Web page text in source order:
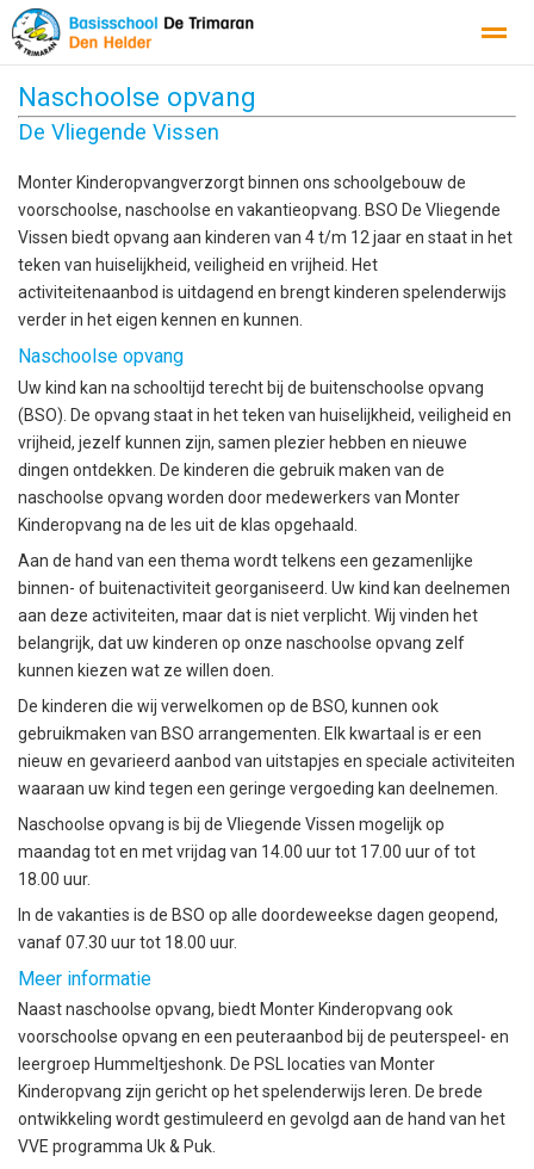
Inspectierapport Omgangsprotocol
Home Agenda Foto's Instagram
Naschoolse opvang
De Vliegende Vissen
Monter Kinderopvangverzorgt binnen ons schoolgebouw de
voorschoolse, naschoolse en vakantieopvang. BSO De Vliegende
Vissen biedt opvang aan kinderen van 4 t/m 12 jaar en staat in het
teken van huiselijkheid, veiligheid en vrijheid. Het
activiteitenaanbod is uitdagend en brengt kinderen spelenderwijs
verder in het eigen kennen en kunnen.
Naschoolse opvang
Uw kind kan na schooltijd terecht bij de buitenschoolse opvang
(BSO). De opvang staat in het teken van huiselijkheid, veiligheid en
vrijheid, jezelf kunnen zijn, samen plezier hebben en nieuwe
dingen ontdekken. De kinderen die gebruik maken van de
naschoolse opvang worden door medewerkers van Monter
Kinderopvang na de les uit de klas opgehaald.
Aan de hand van een thema wordt telkens een gezamenlijke
binnen- of buitenactiviteit georganiseerd. Uw kind kan deelnemen
aan deze activiteiten, maar dat is niet verplicht. Wij vinden het
belangrijk, dat uw kinderen op onze naschoolse opvang zelf
kunnen kiezen wat ze willen doen.
De kinderen die wij verwelkomen op de BSO, kunnen ook
gebruikmaken van BSO arrangementen. Elk kwartaal is er een
nieuw en gevarieerd aanbod van uitstapjes en speciale activiteiten
waaraan uw kind tegen een geringe vergoeding kan deelnemen.
Naschoolse opvang is bij de Vliegende Vissen mogelijk op
maandag tot en met vrijdag van 14.00 uur tot 17.00 uur of tot
18.00 uur.
In de vakanties is de BSO op alle doordeweekse dagen geopend,
vanaf 07.30 uur tot 18.00 uur.
Meer informatie
Naast naschoolse opvang, biedt Monter Kinderopvang ook
voorschoolse opvang en een peuteraanbod bij de peuterspeel- en
leergroep Hummeltjeshonk. De PSL locaties van Monter
Kinderopvang zijn gericht op het spelenderwijs leren. De brede
ontwikkeling wordt gestimuleerd en gevolgd aan de hand van het
VVE programma Uk & Puk.